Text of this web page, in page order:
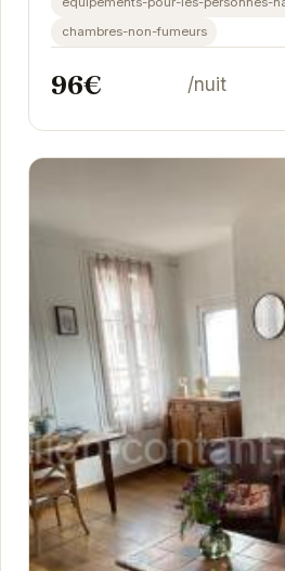
chambres-non-fumeurs
96€ /nuit